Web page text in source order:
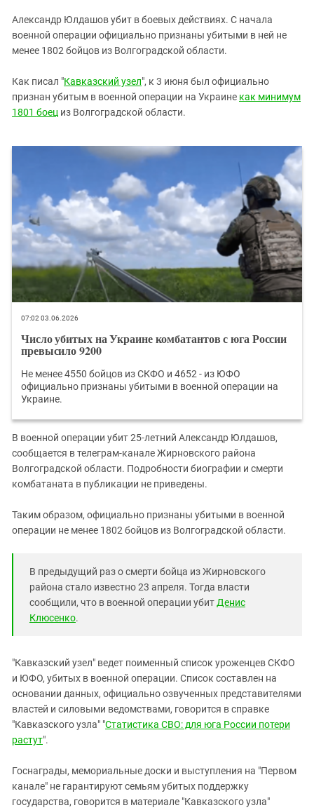
КАВКАЗ ЗА ПАЛЕСТИНУ
ИНАКОМЫСЛИЕ В ЧЕЧНЕ
ПРЕСЛЕДОВАНИЕ АКТИВИСТОВ
Ингушетия
Кабардино-Балкария
Калмыкия
Карачаево-Черкесия
Краснодарский край
Северная Осетия - Алания
СКФО
Ставропольский край
Чечня
Южная Осетия
Южный Кавказ
ЮФО
Александр Юлдашов убит в боевых действиях. С начала
военной операции официально признаны убитыми в ней не
менее 1802 бойцов из Волгоградской области.
Как писал "Кавказский узел", к 3 июня был официально
признан убитым в военной операции на Украине как минимум
1801 боец из Волгоградской области.
07:02 03.06.2026
Число убитых на Украине комбатантов с юга России
превысило 9200
Не менее 4550 бойцов из СКФО и 4652 - из ЮФО
официально признаны убитыми в военной операции на
Украине.
В военной операции убит 25-летний Александр Юлдашов,
сообщается в телеграм-канале Жирновского района
Волгоградской области. Подробности биографии и смерти
комбатаната в публикации не приведены.
Таким образом, официально признаны убитыми в военной
операции не менее 1802 бойцов из Волгоградской области.
В предыдущий раз о смерти бойца из Жирновского
района стало известно 23 апреля. Тогда власти
сообщили, что в военной операции убит Денис
Клюсенко.
"Кавказский узел" ведет поименный список уроженцев СКФО
и ЮФО, убитых в военной операции. Список составлен на
основании данных, официально озвученных представителями
властей и силовыми ведомствами, говорится в справке
"Кавказского узла" "Статистика СВО: для юга России потери
растут".
Госнаграды, мемориальные доски и выступления на "Первом
канале" не гарантируют семьям убитых поддержку
государства, говорится в материале "Кавказского узла"